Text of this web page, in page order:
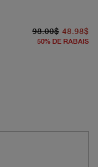
98.00$ 48.98$
50% DE RABAIS